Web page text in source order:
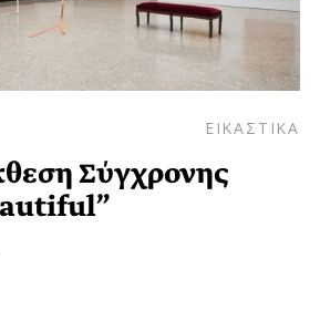
ΕΙΚΑΣΤΙΚΑ
Σύγχρονης